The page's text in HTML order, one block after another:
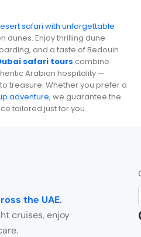
safari with unforgettable
dunes. Enjoy thrilling dune
and a taste of Bedouin
safari tours combine
Arabian hospitality —
treasure. Whether you prefer a
adventure, we guarantee the
tailored just for you.
the UAE.
cruises, enjoy